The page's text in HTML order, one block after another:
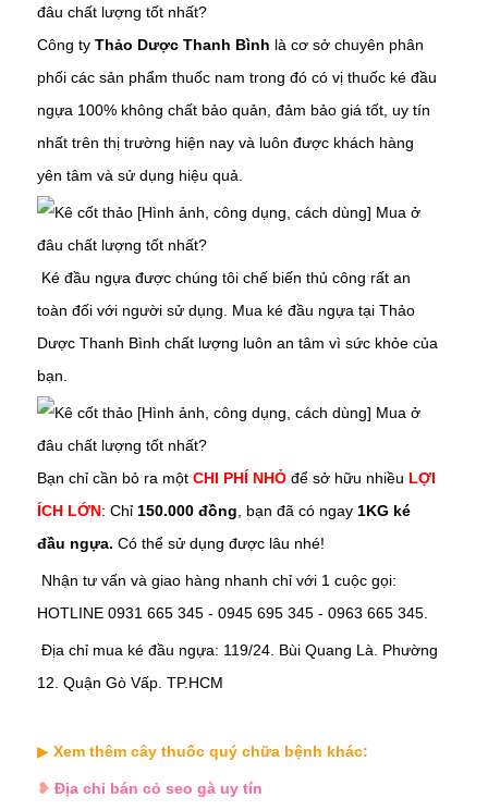
Công ty Thảo Dược Thanh Bình là cơ sở chuyên phân
phối các sản phẩm thuốc nam trong đó có vị thuốc ké đầu
ngựa 100% không chất bảo quản, đảm bảo giá tốt, uy tín
nhất trên thị trường hiện nay và luôn được khách hàng
yên tâm và sử dụng hiệu quả.
Ké đầu ngựa được chúng tôi chế biến thủ công rất an
toàn đối với người sử dụng. Mua ké đầu ngựa tại Thảo
Dược Thanh Bình chất lượng luôn an tâm vì sức khỏe của
bạn.
Bạn chỉ cần bỏ ra một CHI PHÍ NHỎ để sở hữu nhiều LỢI
ÍCH LỚN: Chỉ 150.000 đồng, bạn đã có ngay 1KG ké
đầu ngựa. Có thể sử dụng được lâu nhé!
Nhận tư vấn và giao hàng nhanh chỉ với 1 cuộc gọi:
HOTLINE 0931 665 345 - 0945 695 345 - 0963 665 345.
Địa chỉ mua ké đầu ngựa: 119/24. Bùi Quang Là. Phường
12. Quận Gò Vấp. TP.HCM
▶ Xem thêm cây thuốc quý chữa bệnh khác:
❥ Địa chỉ bán cỏ seo gà uy tín